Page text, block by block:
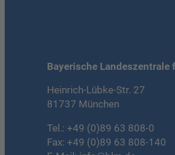
Bayerische Landeszentrale
Heinrich-Lübke-Str. 27
81737 München
Tel.: +49 (0)89 63 808-0
Fax: +49 (0)89 63 808-140